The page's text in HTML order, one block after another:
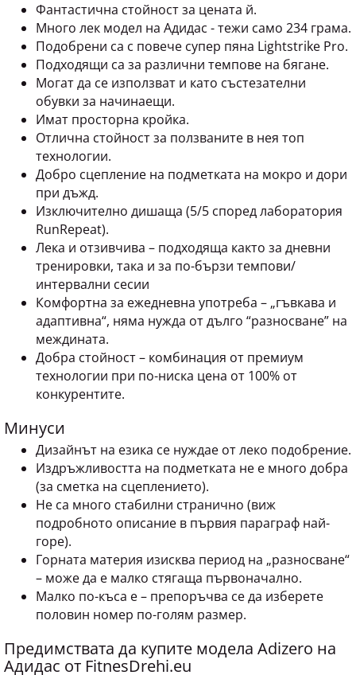
Фантастична стойност за цената й.
Много лек модел на Адидас - тежи само 234 грама.
Подобрени са с повече супер пяна Lightstrike Pro.
Подходящи са за различни темпове на бягане.
Могат да се използват и като състезателни
обувки за начинаещи.
Имат просторна кройка.
Отлична стойност за ползваните в нея топ
технологии.
Добро сцепление на подметката на мокро и дори
при дъжд.
Изключително дишащa (5/5 според лаборатория
RunRepeat).
Лека и отзивчива – подходяща както за дневни
тренировки, така и за по-бързи темпови/
интервални сесии
Комфортна за ежедневна употреба – „гъвкава и
адаптивна“, няма нужда от дълго “разносване” на
междината.
Добра стойност – комбинация от премиум
технологии при по-ниска цена от 100% от
конкурентите.
Минуси
Дизайнът на езика се нуждае от леко подобрение.
Издръжливостта на подметката не е много добра
(за сметка на сцеплението).
Не са много стабилни странично (виж
подробното описание в първия параграф най-
горе).
Горната материя изисква период на „разносване“
– може да е малко стягаща първоначално.
Малко по-къса е – препоръчва се да изберете
половин номер по-голям размер.
Предимствата да купите модела Adizero на
Адидас от FitnesDrehi.eu